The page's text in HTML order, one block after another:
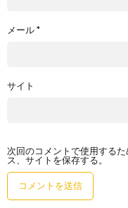
メール*
サイト
次回のコメントで使用する
ス、サイトを保存する。